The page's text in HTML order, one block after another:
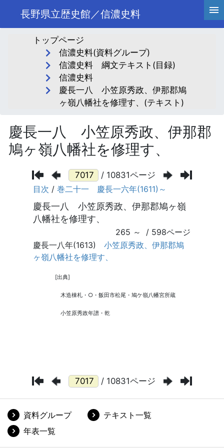
長野県立歴史館／信濃史料
トップページ
信濃史料(資料グループ)
信濃史料 綱文テキスト(目録)
信濃史料
慶長一八 小笠原秀政、伊那郡鳩
ヶ嶺八幡社を修理す、(テキスト)
慶長一八 小笠原秀政、伊那郡
鳩ヶ嶺八幡社を修理す、
/ 10831ページ
/ 10831ページ
資料グループ
テキスト一覧
年表一覧